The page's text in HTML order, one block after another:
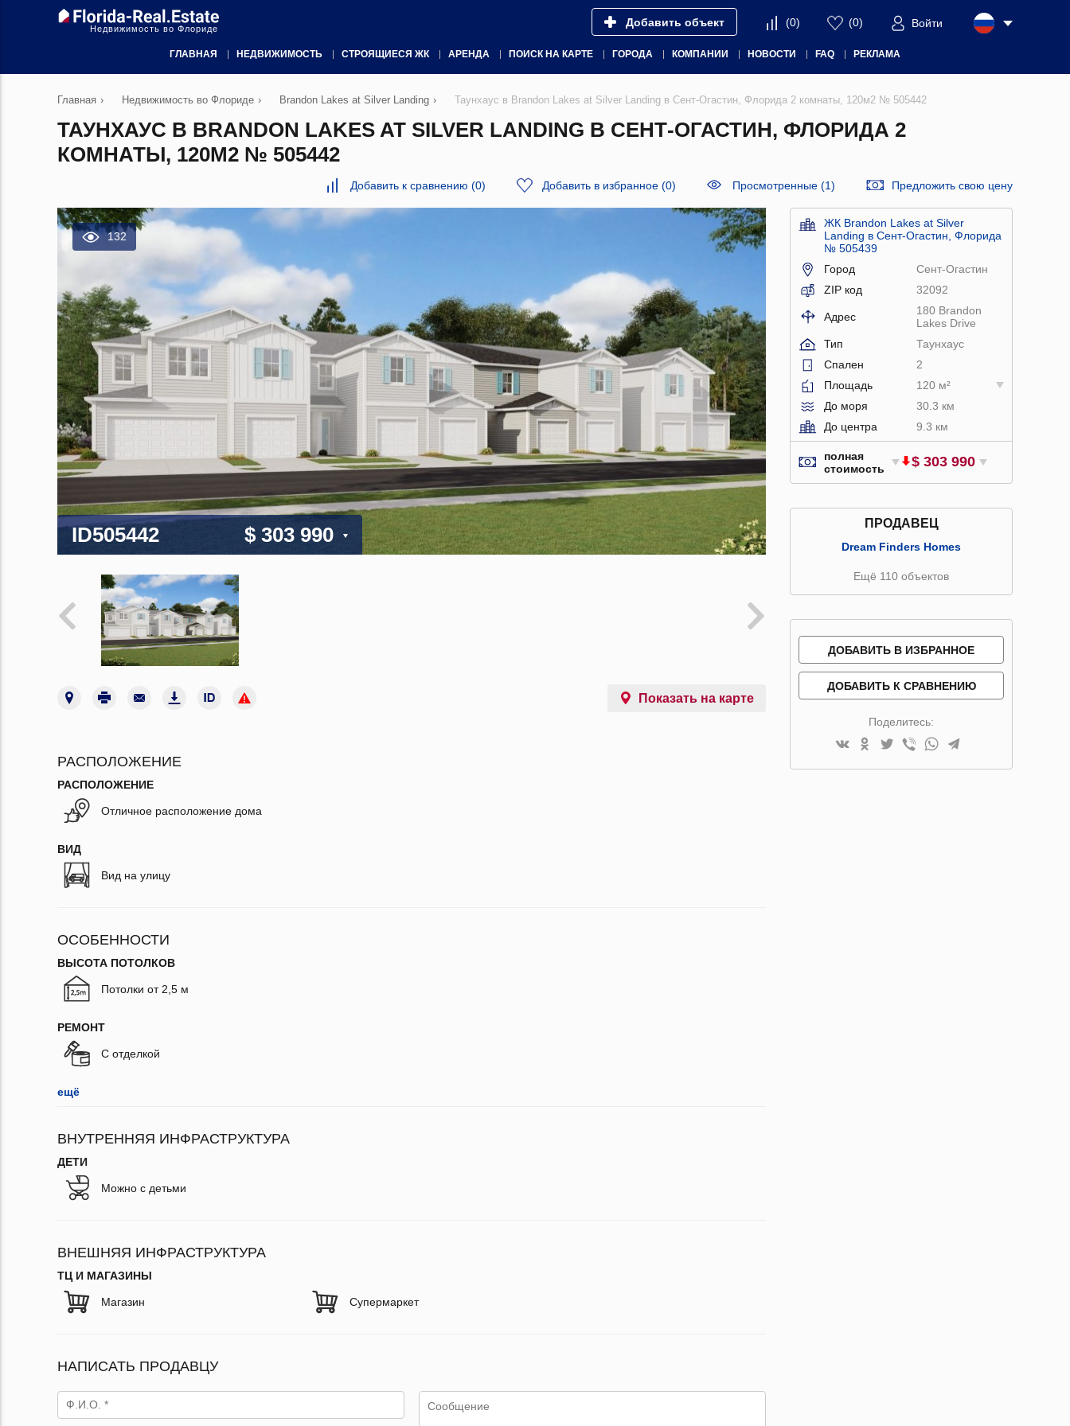
Недвижимость во Флориде Добавить объект (0) (0) Войти
ГЛАВНАЯ НЕДВИЖИМОСТЬ СТРОЯЩИЕСЯ ЖК АРЕНДА ПОИСК НА КАРТЕ ГОРОДА КОМПАНИИ НОВОСТИ FAQ РЕКЛАМА
Главная › Недвижимость во Флориде › Brandon Lakes at Silver Landing › Таунхаус в Brandon Lakes at Silver Landing в Сент-Огастин, Флорида 2 комнаты, 120м2 № 505442
ТАУНХАУС В BRANDON LAKES AT SILVER LANDING В СЕНТ-ОГАСТИН, ФЛОРИДА 2
КОМНАТЫ, 120М2 № 505442
Добавить к сравнению (0) Добавить в избранное (0) Просмотренные (1) Предложить свою цену
132
ID505442 $ 303 990
Показать на карте
РАСПОЛОЖЕНИЕ
РАСПОЛОЖЕНИЕ
Отличное расположение дома
ВИД
Вид на улицу
ОСОБЕННОСТИ
ВЫСОТА ПОТОЛКОВ
Потолки от 2,5 м
РЕМОНТ
С отделкой
ещё
ВНУТРЕННЯЯ ИНФРАСТРУКТУРА
ДЕТИ
Можно с детьми
ВНЕШНЯЯ ИНФРАСТРУКТУРА
ТЦ И МАГАЗИНЫ
Магазин Супермаркет
НАПИСАТЬ ПРОДАВЦУ
ЖК Brandon Lakes at Silver
Landing в Сент-Огастин, Флорида
№ 505439
Город
Сент-Огастин
ZIP код
32092
Адрес
180 Brandon
Lakes Drive
Тип
Таунхаус
Спален
2
Площадь
120 м²
До моря
30.3 км
До центра
9.3 км
полная
стоимость
$ 303 990
ПРОДАВЕЦ
Dream Finders Homes
Ещё 110 объектов
ДОБАВИТЬ В ИЗБРАННОЕ
ДОБАВИТЬ К СРАВНЕНИЮ
Поделитесь: